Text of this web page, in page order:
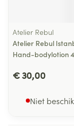
Atelier Rebul
Atelier Rebul
Hand-bodylotion
€ 30,00
Niet